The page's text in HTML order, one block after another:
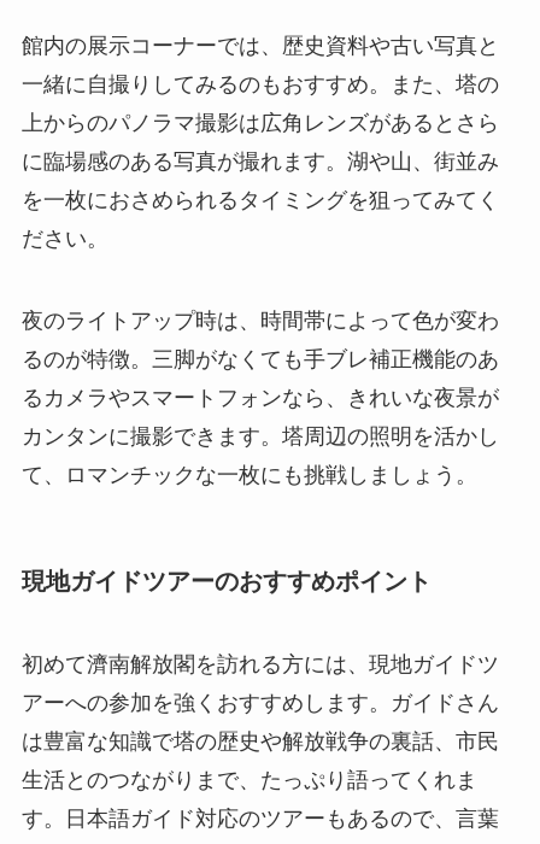
館内の展示コーナーでは、歴史資料や古い写真と
一緒に自撮りしてみるのもおすすめ。また、塔の
上からのパノラマ撮影は広角レンズがあるとさら
に臨場感のある写真が撮れます。湖や山、街並み
を一枚におさめられるタイミングを狙ってみてく
ださい。
夜のライトアップ時は、時間帯によって色が変わ
るのが特徴。三脚がなくても手ブレ補正機能のあ
るカメラやスマートフォンなら、きれいな夜景が
カンタンに撮影できます。塔周辺の照明を活かし
て、ロマンチックな一枚にも挑戦しましょう。
現地ガイドツアーのおすすめポイント
初めて濟南解放閣を訪れる方には、現地ガイドツ
アーへの参加を強くおすすめします。ガイドさん
は豊富な知識で塔の歴史や解放戦争の裏話、市民
生活とのつながりまで、たっぷり語ってくれま
す。日本語ガイド対応のツアーもあるので、言葉